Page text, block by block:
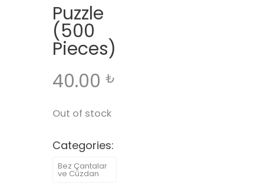
Puzzle
(500
Pieces)
40.00 ₺
Out of stock
Categories:
Bez Çantalar
ve Cüzdan